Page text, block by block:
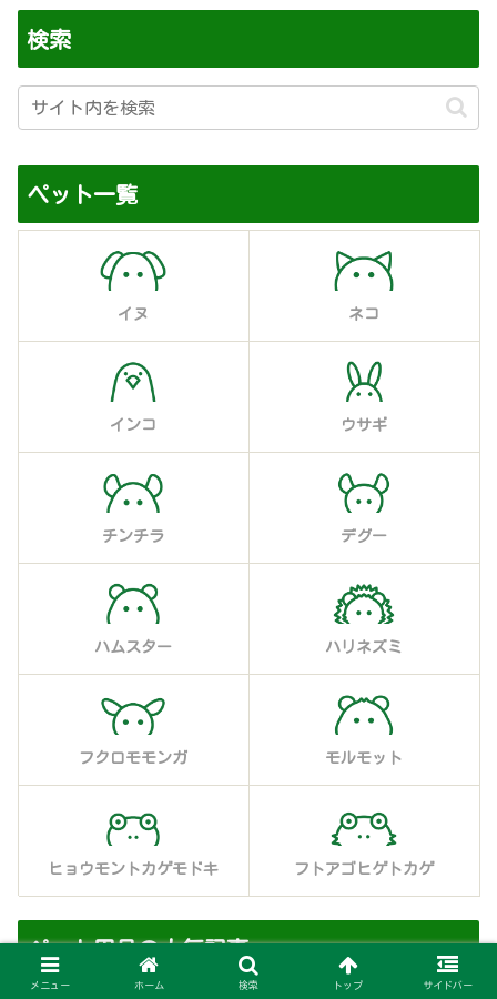
検索
ペット一覧
イヌ ネコ
インコ ウサギ
チンチラ デグー
ハムスター ハリネズミ
フクロモモンガ モルモット
ヒョウモントカゲモドキ フトアゴヒゲトカゲ
ペット用品の人気記事
メニュー ホーム 検索 トップ サイドバー